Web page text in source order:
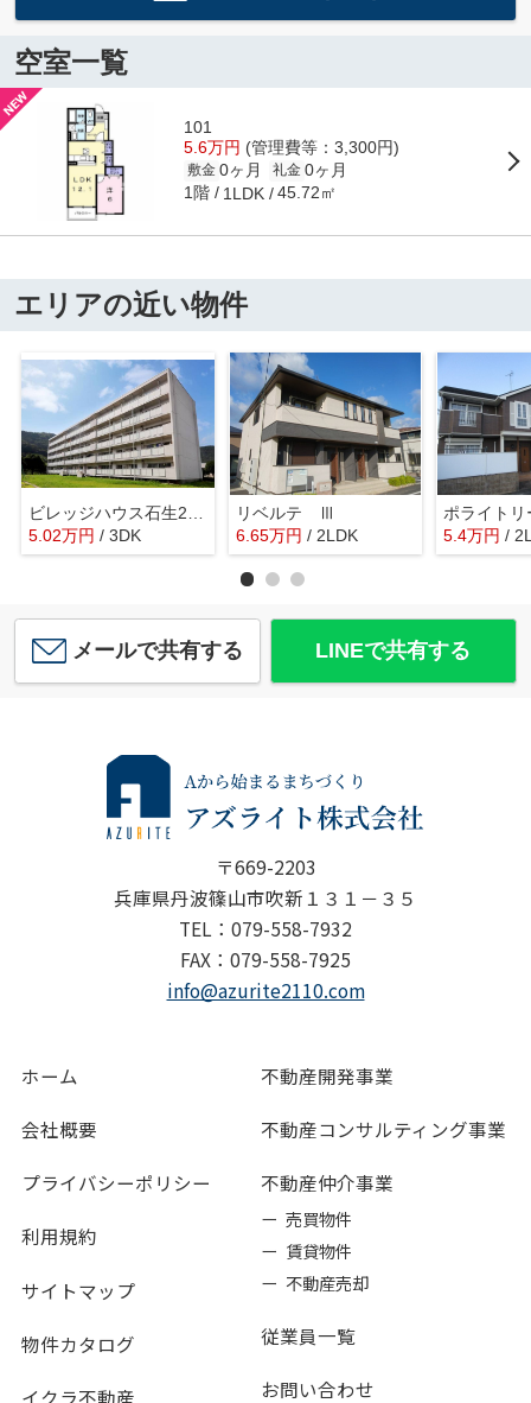
空室一覧
101
5.6万円 (管理費等：3,300円)
敷金 0ヶ月 礼金 0ヶ月
1階 1LDK 45.72㎡
エリアの近い物件
ビレッジハウス石生2号棟
5.02万円 / 3DK
リベルテ Ⅲ
6.65万円 / 2LDK 5.4万円 /
メールで共有する LINEで共有する
〒669-2203
兵庫県丹波篠山市吹新１３１－３５
TEL：079-558-7932
FAX：079-558-7925
info@azurite2110.com
ホーム
会社概要
プライバシーポリシー
利用規約
サイトマップ
物件カタログ
イクラ不動産
不動産開発事業
不動産コンサルティング事業
不動産仲介事業
ー 売買物件
ー 賃貸物件
ー 不動産売却
従業員一覧
お問い合わせ